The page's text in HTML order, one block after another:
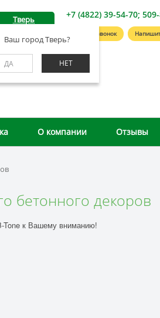
Тверь
Ваш город Тверь?
ДА НЕТ
пер., д. 46А
+7 (4822) 39-54-70;
Заказать звонок
О компании Отзывы
бетонного декоров
Tone к Вашему вниманию!